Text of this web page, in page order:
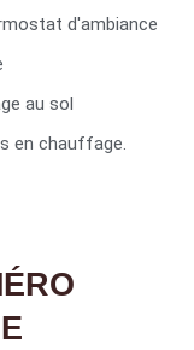
d'ambiance
au sol
en chauffage.